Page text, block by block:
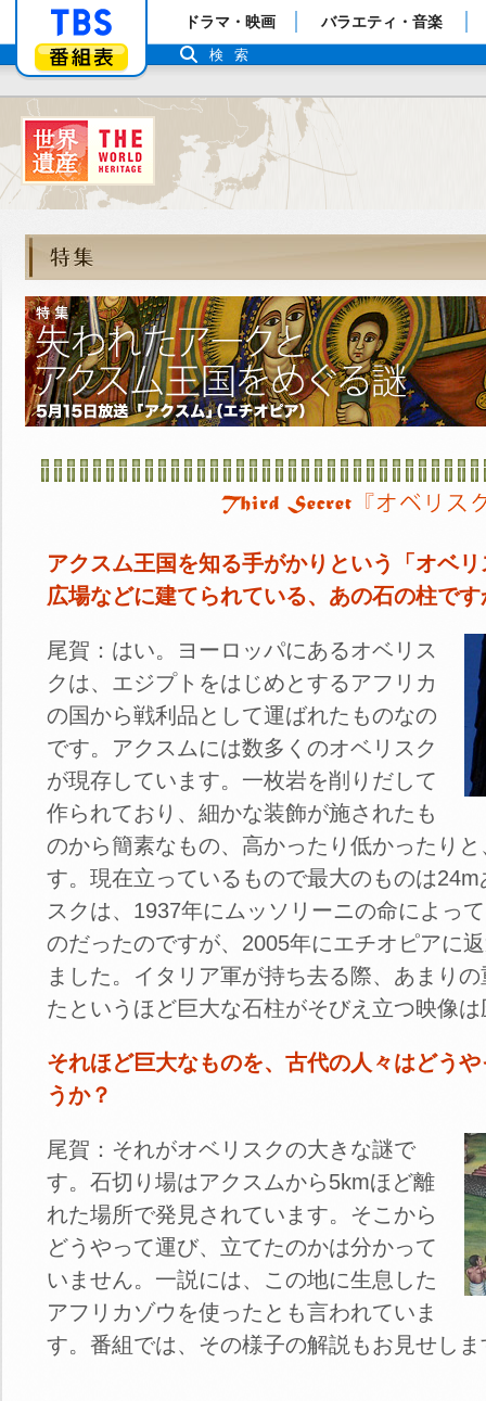
「TBSテレビ」トップページ
番組表
ドラマ・映画 バラエティ・音楽
検索
アクスム王国を知る手がかりという「オベ
広場などに建てられている、あの石の柱です
尾賀：はい。ヨーロッパにあるオベリス
クは、エジプトをはじめとするアフリカ
の国から戦利品として運ばれたものなの
です。アクスムには数多くのオベリスク
が現存しています。一枚岩を削りだして
作られており、細かな装飾が施されたも
のから簡素なもの、高かったり低かったり
す。現在立っているもので最大のものは
スクは、1937年にムッソリーニの命によっ
のだったのですが、2005年にエチオピアに
ました。イタリア軍が持ち去る際、あまり
たというほど巨大な石柱がそびえ立つ映像
それほど巨大なものを、古代の人々はどう
うか？
尾賀：それがオベリスクの大きな謎で
す。石切り場はアクスムから5kmほど離
れた場所で発見されています。そこから
どうやって運び、立てたのかは分かって
いません。一説には、この地に生息した
アフリカゾウを使ったとも言われていま
す。番組では、その様子の解説もお見せしま